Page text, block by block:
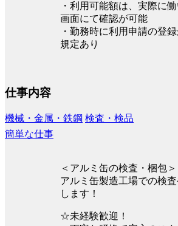
・利用可能額は、実際に
画面にて確認が可能
・勤務時に利用申請の登
規定あり
仕事内容
機械・金属・鉄鋼 検査・検品
簡単な仕事
＜アルミ缶の検査・梱包＞
アルミ缶製造工場での検
します！
☆未経験歓迎！